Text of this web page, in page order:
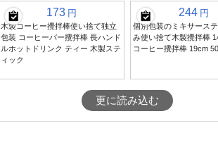
173 円
木製コーヒー攪拌棒使い捨て独立
包装 コーヒーバー攪拌棒 長ハンド
ルホットドリンク ティー 木製ステ
ィック
244 円
個別包装のミキサース
み使い捨て木製攪拌棒
コーヒー攪拌棒 19cm
更に読み込む